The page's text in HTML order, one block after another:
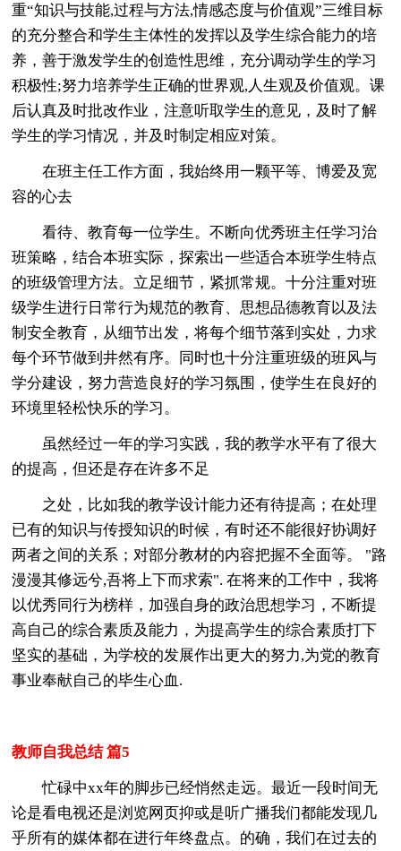
重“知识与技能,过程与方法,情感态度与价值观”三维目标
的充分整合和学生主体性的发挥以及学生综合能力的培
养，善于激发学生的创造性思维，充分调动学生的学习
积极性;努力培养学生正确的世界观,人生观及价值观。课
后认真及时批改作业，注意听取学生的意见，及时了解
学生的学习情况，并及时制定相应对策。
在班主任工作方面，我始终用一颗平等、博爱及宽
容的心去
看待、教育每一位学生。不断向优秀班主任学习治
班策略，结合本班实际，探索出一些适合本班学生特点
的班级管理方法。立足细节，紧抓常规。十分注重对班
级学生进行日常行为规范的教育、思想品德教育以及法
制安全教育，从细节出发，将每个细节落到实处，力求
每个环节做到井然有序。同时也十分注重班级的班风与
学分建设，努力营造良好的学习氛围，使学生在良好的
环境里轻松快乐的学习。
虽然经过一年的学习实践，我的教学水平有了很大
的提高，但还是存在许多不足
之处，比如我的教学设计能力还有待提高；在处理
已有的知识与传授知识的时候，有时还不能很好协调好
两者之间的关系；对部分教材的内容把握不全面等。 "路
漫漫其修远兮,吾将上下而求索". 在将来的工作中，我将
以优秀同行为榜样，加强自身的政治思想学习，不断提
高自己的综合素质及能力，为提高学生的综合素质打下
坚实的基础，为学校的发展作出更大的努力,为党的教育
事业奉献自己的毕生心血.
教师自我总结 篇5
忙碌中xx年的脚步已经悄然走远。最近一段时间无
论是看电视还是浏览网页抑或是听广播我们都能发现几
乎所有的媒体都在进行年终盘点。的确，我们在过去的